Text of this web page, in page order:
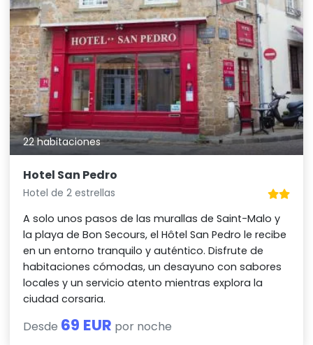
22 habitaciones
Hotel San Pedro
Hotel de 2 estrellas
A solo unos pasos de las murallas de Saint-Malo y
la playa de Bon Secours, el Hôtel San Pedro le recibe
en un entorno tranquilo y auténtico. Disfrute de
habitaciones cómodas, un desayuno con sabores
locales y un servicio atento mientras explora la
ciudad corsaria.
Desde 69 EUR por noche